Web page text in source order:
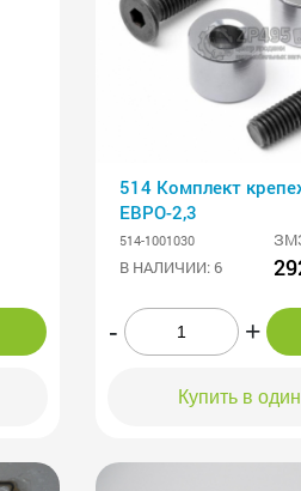
514 Комплект
ЕВРО-2,3
514-1001030
В НАЛИЧИИ: 6
- +
Купить в